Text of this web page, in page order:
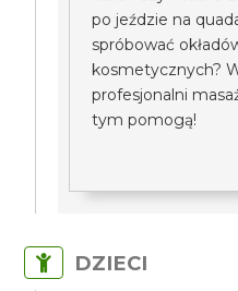
po jeździe na
spróbować
kosmetycznych?
profesjonalni
tym pomogą!
DZIECI